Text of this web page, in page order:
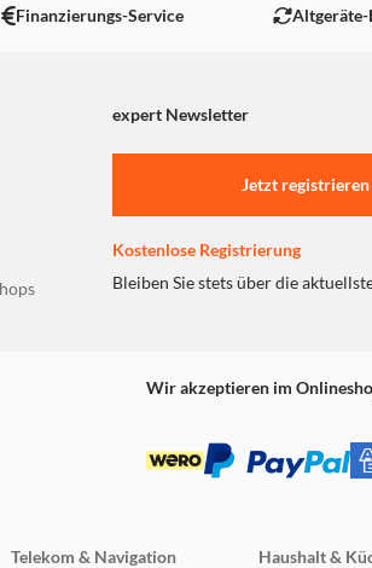
Finanzierungs-Service Altgeräte-
expert Newsletter
Jetzt registrieren
Kostenlose Registrierung
Bleiben Sie stets über die
Wir akzeptieren im
Telekom & Navigation
Haushalt &